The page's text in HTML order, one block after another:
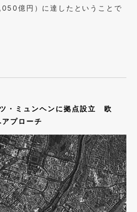
億円）に達したということで
・ミュンヘンに拠点設立 欧
プローチ